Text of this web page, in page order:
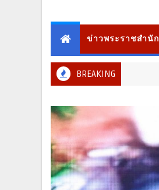
ข่าวพระราชสำนัก
BREAKING